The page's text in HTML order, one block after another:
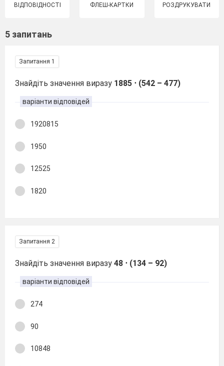
ВІДПОВІДНОСТІ ФЛЕШ-КАРТКИ РОЗДРУКУВАТИ
5 запитань
Запитання 1
Знайдіть значення виразу 1885 ⋅ (542 – 477)
варіанти відповідей
1920815
1950
12525
1820
Запитання 2
Знайдіть значення виразу 48 ⋅ (134 – 92)
варіанти відповідей
274
90
10848